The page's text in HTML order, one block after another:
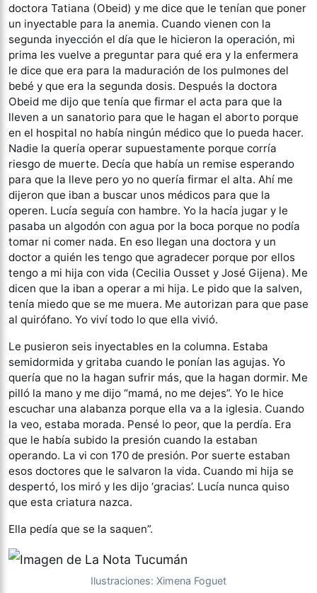
doctora Tatiana (Obeid) y me dice que le tenían que poner
un inyectable para la anemia. Cuando vienen con la
segunda inyección el día que le hicieron la operación, mi
prima les vuelve a preguntar para qué era y la enfermera
le dice que era para la maduración de los pulmones del
bebé y que era la segunda dosis. Después la doctora
Obeid me dijo que tenía que firmar el acta para que la
lleven a un sanatorio para que le hagan el aborto porque
en el hospital no había ningún médico que lo pueda hacer.
Nadie la quería operar supuestamente porque corría
riesgo de muerte. Decía que había un remise esperando
para que la lleve pero yo no quería firmar el alta. Ahí me
dijeron que iban a buscar unos médicos para que la
operen. Lucía seguía con hambre. Yo la hacía jugar y le
pasaba un algodón con agua por la boca porque no podía
tomar ni comer nada. En eso llegan una doctora y un
doctor a quién les tengo que agradecer porque por ellos
tengo a mi hija con vida (Cecilia Ousset y José Gijena). Me
dicen que la iban a operar a mi hija. Le pido que la salven,
tenía miedo que se me muera. Me autorizan para que pase
al quirófano. Yo viví todo lo que ella vivió.
Le pusieron seis inyectables en la columna. Estaba
semidormida y gritaba cuando le ponían las agujas. Yo
quería que no la hagan sufrir más, que la hagan dormir. Me
pilló la mano y me dijo “mamá, no me dejes”. Yo le hice
escuchar una alabanza porque ella va a la iglesia. Cuando
la veo, estaba morada. Pensé lo peor, que la perdía. Era
que le había subido la presión cuando la estaban
operando. La vi con 170 de presión. Por suerte estaban
esos doctores que le salvaron la vida. Cuando mi hija se
despertó, los miró y les dijo ‘gracias’. Lucía nunca quiso
que esta criatura nazca.
Ella pedía que se la saquen”.
Ilustraciones: Ximena Foguet